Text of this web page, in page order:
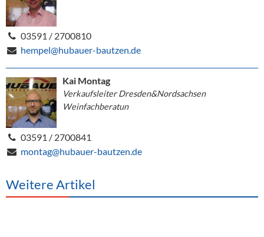
03591 / 2700810
hempel@hubauer-bautzen.de
Kai Montag
Verkaufsleiter Dresden&Nordsachsen
Weinfachberatun
03591 / 2700841
montag@hubauer-bautzen.de
Weitere Artikel